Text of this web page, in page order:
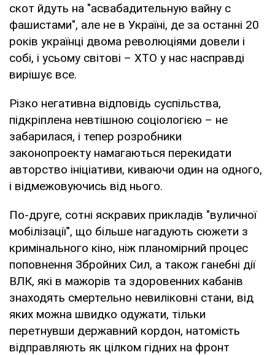
скот йдуть на "асвабадительную вайну с
фашистами", але не в Україні, де за останні 20
років українці двома революціями довели і
собі, і усьому світові – ХТО у нас насправді
вирішує все.
Різко негативна відповідь суспільства,
підкріплена невтішною соціологією – не
забарилася, і тепер розробники
законопроекту намагаються перекидати
авторство ініціативи, киваючи один на одного,
і відмежовуючись від нього.
По-друге, сотні яскравих прикладів "вуличної
мобілізації", що більше нагадують сюжети з
кримінального кіно, ніж планомірний процес
поповнення Збройних Сил, а також ганебні дії
ВЛК, які в мажорів та здоровенних кабанів
знаходять смертельно невиліковні стани, від
яких можна швидко одужати, тільки
перетнувши державний кордон, натомість
відправляють як цілком гідних на фронт